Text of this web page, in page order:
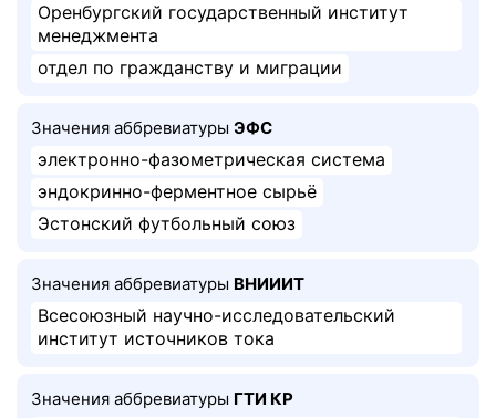
Оренбургский государственный институт
менеджмента
отдел по гражданству и миграции
Значения аббревиатуры ЭФС
электронно-фазометрическая система
эндокринно-ферментное сырьё
Эстонский футбольный союз
Значения аббревиатуры ВНИИИТ
Всесоюзный научно-исследовательский
институт источников тока
Значения аббревиатуры ГТИ КР